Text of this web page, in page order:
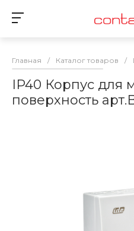
Главная / Каталог товаров /
IP40 Корпус для
поверхность